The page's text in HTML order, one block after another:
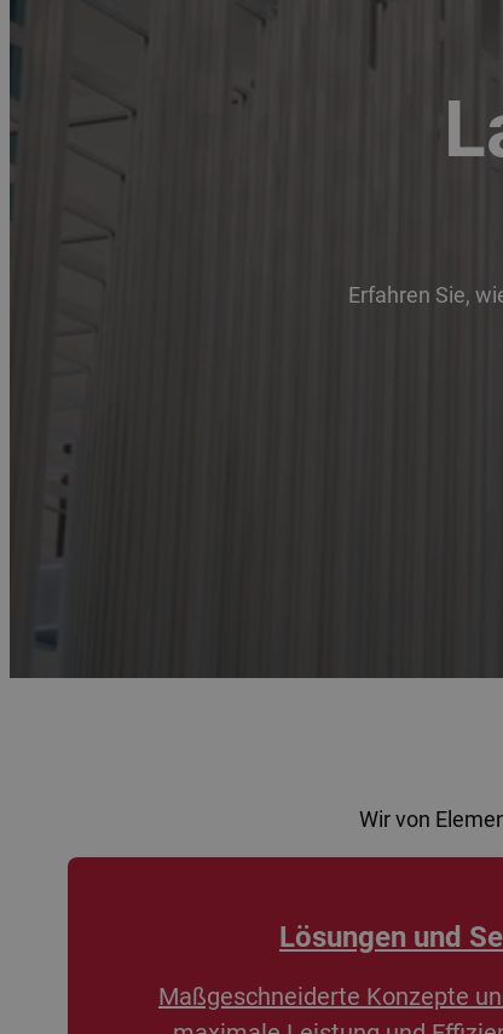
Erfahren Sie,
Wir von
Lösungen und
Maßgeschneiderte Konzepte